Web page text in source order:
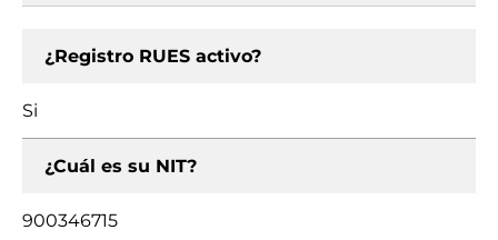
¿Registro RUES activo?
Si
¿Cuál es su NIT?
900346715